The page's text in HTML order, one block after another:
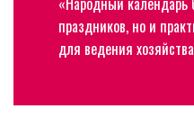
праздников, но и
для ведения